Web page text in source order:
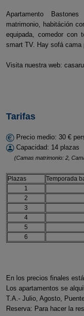
Apartamento
matrimonio, habitáción
equipada, comedor con
smart TV. Hay sofá cama
Visita nuestra web:
Tarifas
Precio medio: 30 €
Capacidad: 14 plazas
(Camas matrimonio: 2,
Plazas Temporada
1
2
3
4
5
6
En los precios finales
Los apartamentos se
T.A.- Julio, Agosto,
Reserva: Para hacer la